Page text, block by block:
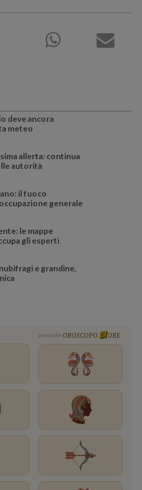
deve ancora
meteo
allerta: continua
autorità
il fuoco
generale
le mappe
gli esperti
e grandine,
powered by OROSCOPO ORE